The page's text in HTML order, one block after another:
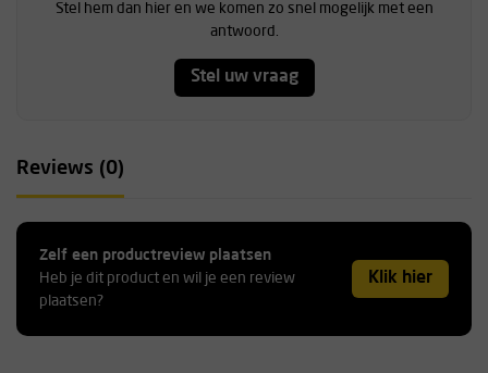
Stel hem dan hier en we komen zo snel mogelijk met een
antwoord.
Stel uw vraag
Reviews (0)
Zelf een productreview plaatsen
Heb je dit product en wil je een review
plaatsen?
Klik hier